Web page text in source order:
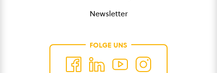
Newsletter
FOLGE UNS